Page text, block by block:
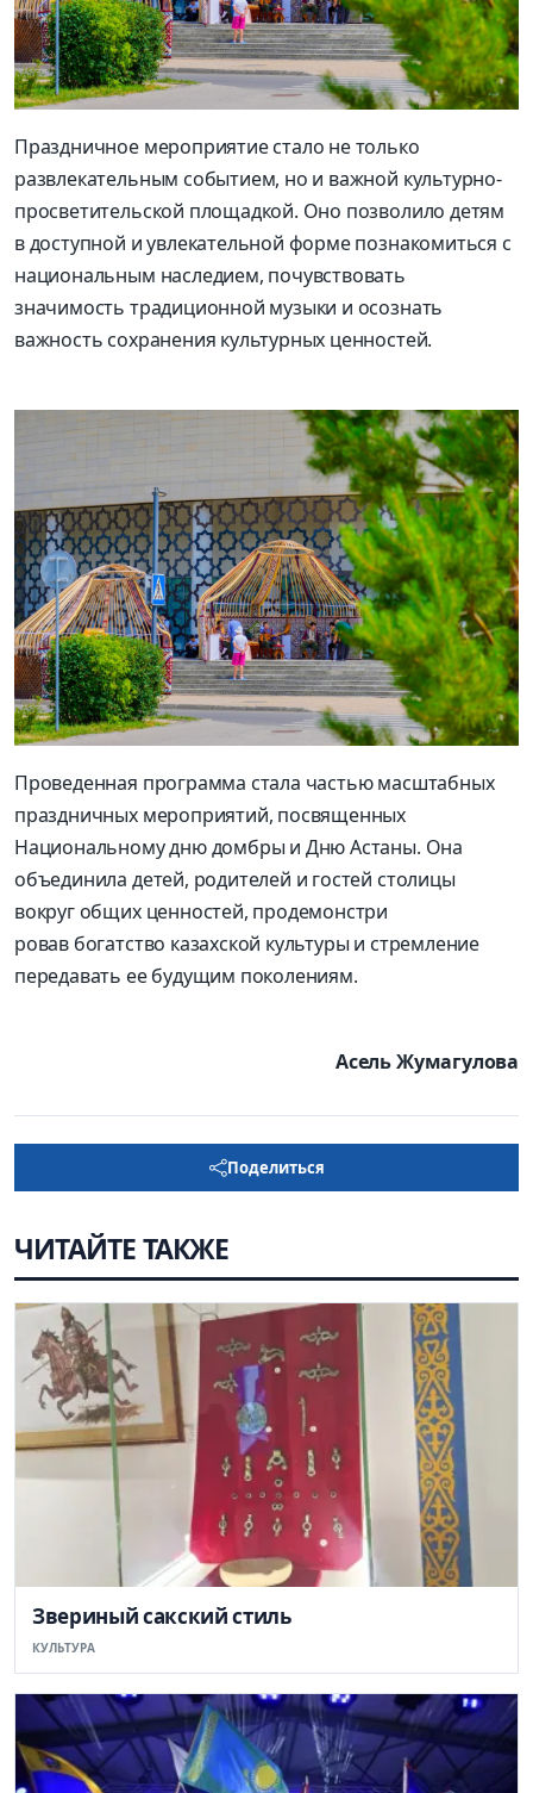
Праздничное мероприятие стало не только
развлекательным событием, но и важной культурно-
просветительской площадкой. Оно позволило детям
в доступной и увлекательной форме познакомиться с
национальным наследием, почувствовать
значимость традиционной музыки и осознать
важность сохранения культурных ценностей.
Проведенная программа стала частью масштабных
праздничных мероприятий, посвященных
Национальному дню домбры и Дню Астаны. Она
объединила детей, родителей и гостей столицы
вокруг общих ценностей, продемонстри
ровав богатство казахской культуры и стремление
передавать ее будущим поколениям.
Асель Жумагулова
Поделиться
ЧИТАЙТЕ ТАКЖЕ
Звериный сакский стиль
КУЛЬТУРА